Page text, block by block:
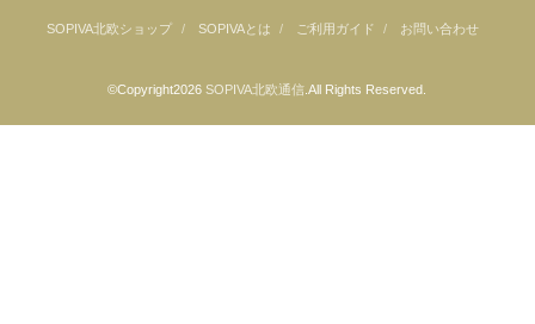
SOPIVA北欧ショップ SOPIVAとは ご利用ガイド お問い合わせ
©Copyright2026SOPIVA北欧通信 .All Rights Reserved.